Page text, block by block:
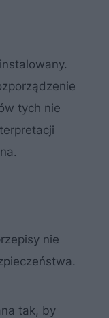
tych nie
nie
tak, by